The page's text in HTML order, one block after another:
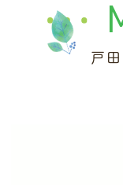
【重要】診療
平素より当院
戸